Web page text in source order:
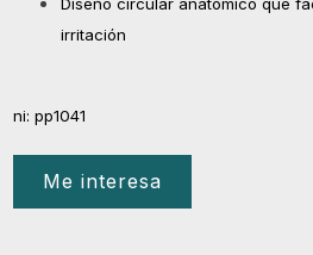
irritación
ni: pp1041
Me interesa